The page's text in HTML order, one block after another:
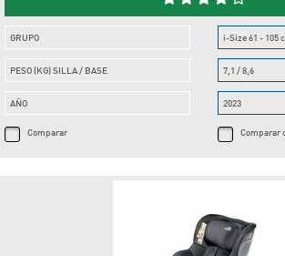
GRUPO
PESO (KG) SILLA / BASE
AÑO
Comparar
i-Size 61 - 105
7,1 / 8,6
2023
Comparar